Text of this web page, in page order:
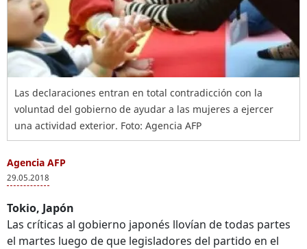
Las declaraciones entran en total contradicción con la
voluntad del gobierno de ayudar a las mujeres a ejercer
una actividad exterior. Foto: Agencia AFP
Agencia AFP
29.05.2018
Tokio, Japón
Las críticas al gobierno japonés llovían de todas partes
el martes luego de que legisladores del partido en el